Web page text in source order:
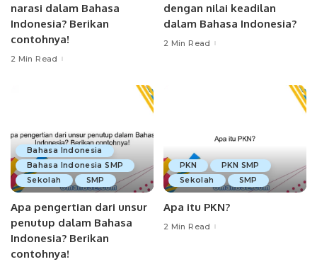
narasi dalam Bahasa
Indonesia? Berikan
contohnya!
2 Min Read
dengan nilai keadilan
dalam Bahasa Indonesia?
2 Min Read
Bahasa Indonesia
Bahasa Indonesia SMP
Sekolah
SMP
Apa pengertian dari unsur
penutup dalam Bahasa
Indonesia? Berikan
contohnya!
PKN
PKN SMP
Sekolah
SMP
Apa itu PKN?
2 Min Read